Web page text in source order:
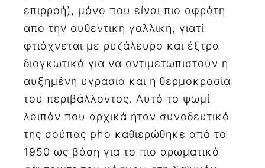
επιρροή), μόνο που είναι πιο αφράτη
από την αυθεντική γαλλική, γιατί
φτιάχνεται με ρυζάλευρο και έξτρα
διογκωτικά για να αντιμετωπιστούν η
αυξημένη υγρασία και η θερμοκρασία
του περιβάλλοντος. Αυτό το ψωμί
λοιπόν που αρχικά ήταν συνοδευτικό
της σούπας pho καθιερώθηκε από το
1950 ως βάση για το πιο αρωματικό